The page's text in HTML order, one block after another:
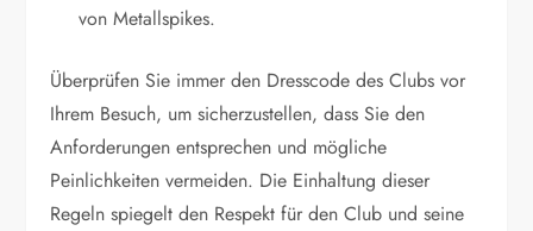
von Metallspikes.
Überprüfen Sie immer den Dresscode des Clubs vor
Ihrem Besuch, um sicherzustellen, dass Sie den
Anforderungen entsprechen und mögliche
Peinlichkeiten vermeiden. Die Einhaltung dieser
Regeln spiegelt den Respekt für den Club und seine